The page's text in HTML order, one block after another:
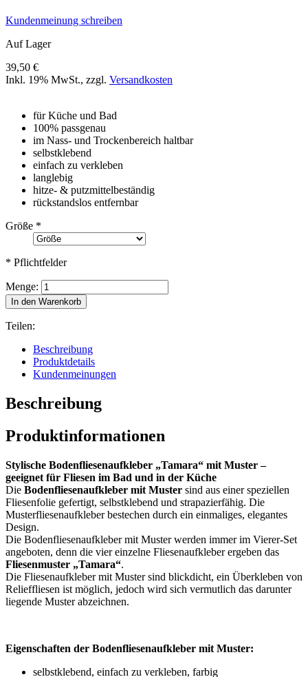
Kundenmeinung schreiben
Auf Lager
39,50 €
Inkl. 19% MwSt., zzgl. Versandkosten
für Küche und Bad
100% passgenau
im Nass- und Trockenbereich haltbar
selbstklebend
einfach zu verkleben
langlebig
hitze- & putzmittelbeständig
rückstandslos entfernbar
Größe *
* Pflichtfelder
Menge:
In den Warenkorb
Teilen:
Beschreibung
Produktdetails
Kundenmeinungen
Beschreibung
Produktinformationen
Stylische Bodenfliesenaufkleber „Tamara“ mit Muster –
geeignet für Fliesen im Bad und in der Küche
Die Bodenfliesenaufkleber mit Muster sind aus einer speziellen
Fliesenfolie gefertigt, selbstklebend und strapazierfähig. Die
Musterfliesenaufkleber bestechen durch ein einmaliges, elegantes
Design.
Die Bodenfliesenaufkleber mit Muster werden immer im Vierer-Set
angeboten, denn die vier einzelne Fliesenaufkleber ergeben das
Fliesenmuster „Tamara“.
Die Fliesenaufkleber mit Muster sind blickdicht, ein Überkleben von
Relieffliesen ist möglich, jedoch wird sich vermutlich das darunter
liegende Muster abzeichnen.
Eigenschaften der Bodenfliesenaufkleber mit Muster:
selbstklebend, einfach zu verkleben, farbig